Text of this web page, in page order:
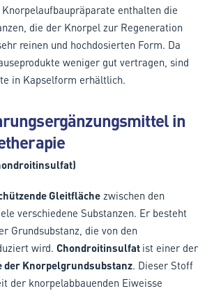
enthalten die
die der Knorpel zur Regeneration
reinen und hochdosierten Form. Da
weniger gut vertragen, sind
in Kapselform erhältlich.
in
Gleitfläche zwischen den
verschiedene Substanzen. Er besteht
Grundsubstanz, die von den
wird. Chondroitinsulfat ist einer der
der Knorpelgrundsubstanz. Dieser Stoff
der knorpelabbauenden Eiweisse